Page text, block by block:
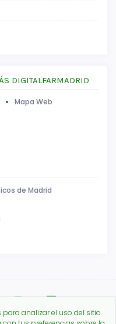
DIGITALFARMADRID
Mapa Web
de Madrid
analizar el uso del sitio